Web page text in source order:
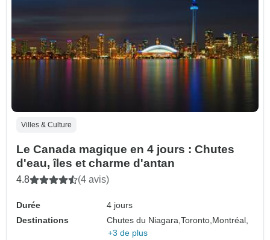
Villes & Culture
Le Canada magique en 4 jours : Chutes
d'eau, îles et charme d'antan
4.8 (4 avis)
Durée
4 jours
Destinations
Chutes du Niagara,Toronto,Montréal,
+3 de plus